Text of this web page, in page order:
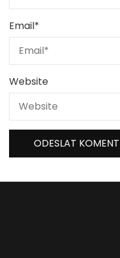
Email*
Website